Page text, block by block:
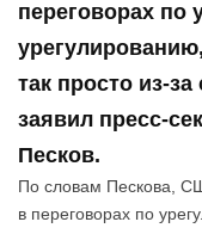
переговорах по
так просто из-
заявил пресс-
Песков.
По словам Пескова,
в переговорах по